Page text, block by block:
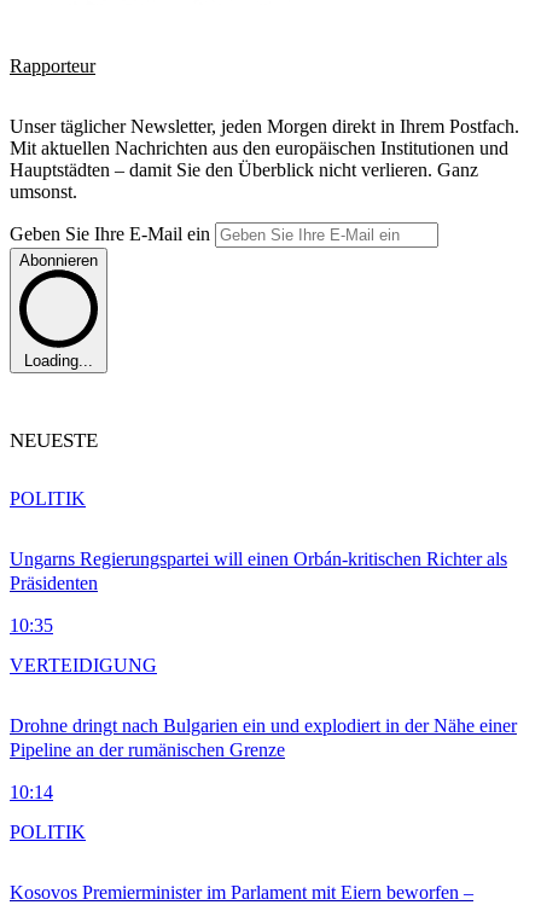
Rapporteur
Unser täglicher Newsletter, jeden Morgen direkt in Ihrem Postfach.
Mit aktuellen Nachrichten aus den europäischen Institutionen und
Hauptstädten – damit Sie den Überblick nicht verlieren. Ganz
umsonst.
Geben Sie Ihre E-Mail ein
Abonnieren
Loading...
NEUESTE
Ungarns Regierungspartei will einen Orbán-kritischen Richter als
Präsidenten
10:35
POLITIK
Drohne dringt nach Bulgarien ein und explodiert in der Nähe einer
Pipeline an der rumänischen Grenze
10:14
VERTEIDIGUNG
Kosovos Premierminister im Parlament mit Eiern beworfen –
POLITIK